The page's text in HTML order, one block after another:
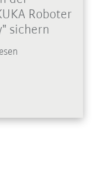
Roboter
sichern